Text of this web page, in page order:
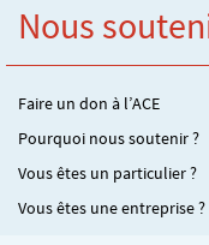
Nous
Faire un don à l’ACE
Pourquoi nous soutenir ?
Vous êtes un particulier ?
Vous êtes une entreprise ?